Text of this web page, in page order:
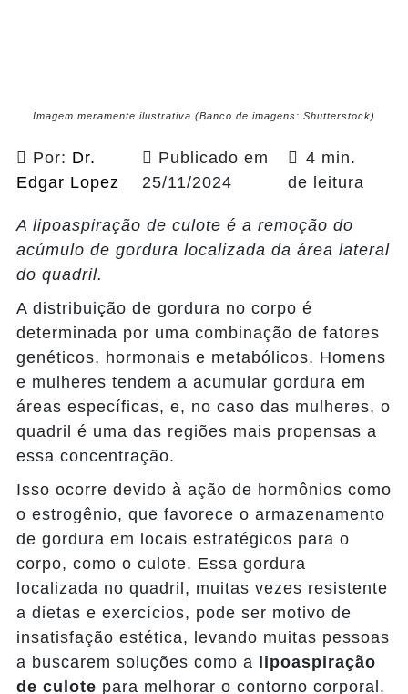
Imagem meramente ilustrativa (Banco de imagens: Shutterstock)
Por: Dr.
Edgar Lopez
Publicado em
25/11/2024
4 min.
de leitura
A lipoaspiração de culote é a remoção do
acúmulo de gordura localizada da área lateral
do quadril.
A distribuição de gordura no corpo é
determinada por uma combinação de fatores
genéticos, hormonais e metabólicos. Homens
e mulheres tendem a acumular gordura em
áreas específicas, e, no caso das mulheres, o
quadril é uma das regiões mais propensas a
essa concentração.
Isso ocorre devido à ação de hormônios como
o estrogênio, que favorece o armazenamento
de gordura em locais estratégicos para o
corpo, como o culote. Essa gordura
localizada no quadril, muitas vezes resistente
a dietas e exercícios, pode ser motivo de
insatisfação estética, levando muitas pessoas
a buscarem soluções como a lipoaspiração
de culote para melhorar o contorno corporal.